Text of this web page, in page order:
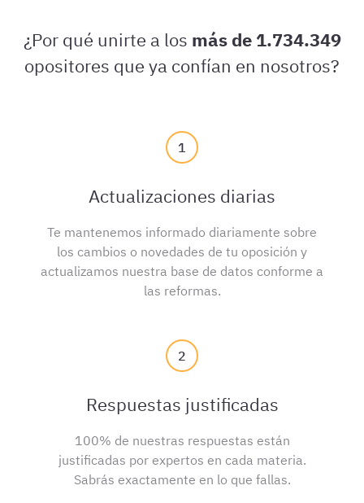
¿Por qué unirte a los más de 1.734.349
opositores que ya confían en nosotros?
1
Actualizaciones diarias
Te mantenemos informado diariamente sobre
los cambios o novedades de tu oposición y
actualizamos nuestra base de datos conforme a
las reformas.
2
Respuestas justificadas
100% de nuestras respuestas están
justificadas por expertos en cada materia.
Sabrás exactamente en lo que fallas.